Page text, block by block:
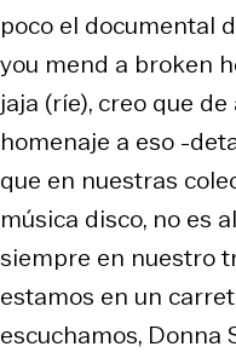
poco el documental
you mend a broken
jaja (ríe), creo que
homenaje a eso -
que en nuestras
música disco, no es
siempre en nuestro
estamos en un
escuchamos, Donna